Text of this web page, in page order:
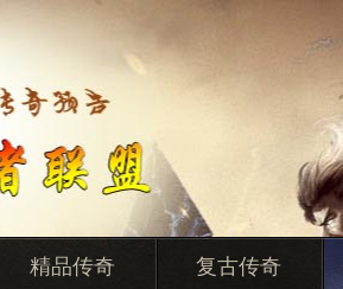
精品传奇 复古传奇